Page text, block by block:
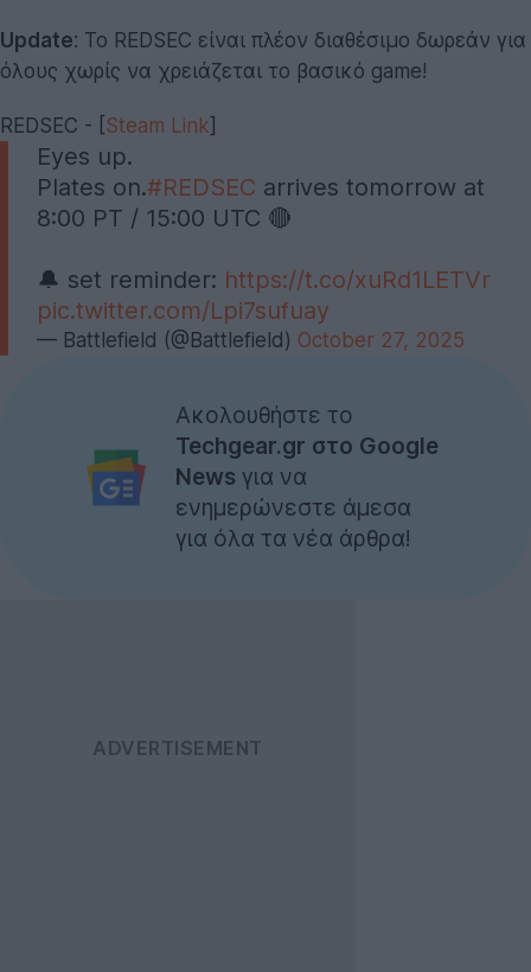
Update: Το REDSEC είναι πλέον διαθέσιμο δωρεάν για
όλους χωρίς να χρειάζεται το βασικό game!
REDSEC - [ Steam Link
Eyes up.
Plates on.#REDSEC arrives tomorrow at
8:00 PT / 15:00 UTC 🔴
🔔 set reminder: https://t.co/xuRd1LETVr
pic.twitter.com/Lpi7sufuay
— Battlefield (@Battlefield) October 27, 2025
Ακολουθήστε το
Techgear.gr στο Google
News για να
ενημερώνεστε άμεσα
για όλα τα νέα άρθρα!